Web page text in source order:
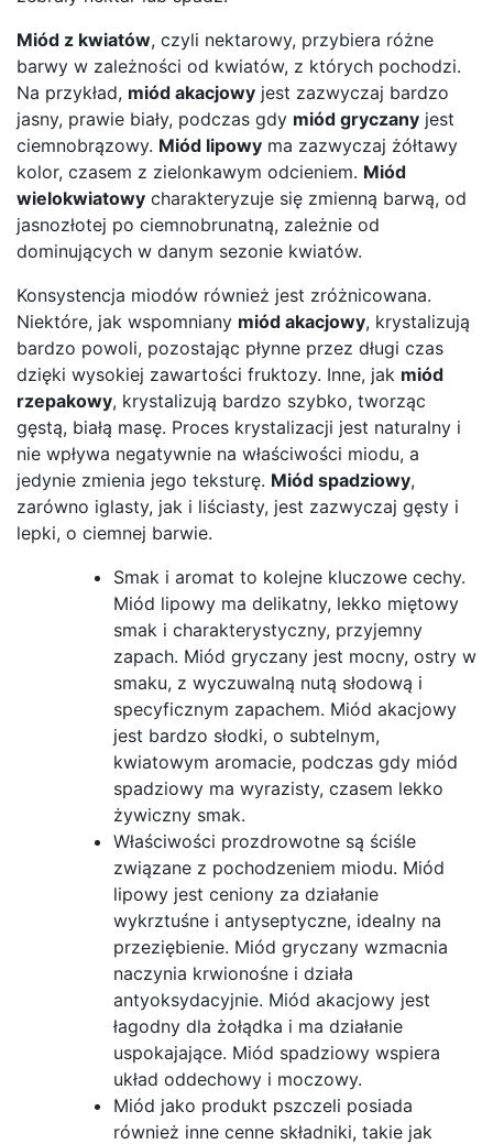
Miód z kwiatów, czyli nektarowy, przybiera różne
barwy w zależności od kwiatów, z których pochodzi.
Na przykład, miód akacjowy jest zazwyczaj bardzo
jasny, prawie biały, podczas gdy miód gryczany jest
ciemnobrązowy. Miód lipowy ma zazwyczaj żółtawy
kolor, czasem z zielonkawym odcieniem. Miód
wielokwiatowy charakteryzuje się zmienną barwą, od
jasnozłotej po ciemnobrunatną, zależnie od
dominujących w danym sezonie kwiatów.
Konsystencja miodów również jest zróżnicowana.
Niektóre, jak wspomniany miód akacjowy, krystalizują
bardzo powoli, pozostając płynne przez długi czas
dzięki wysokiej zawartości fruktozy. Inne, jak miód
rzepakowy, krystalizują bardzo szybko, tworząc
gęstą, białą masę. Proces krystalizacji jest naturalny i
nie wpływa negatywnie na właściwości miodu, a
jedynie zmienia jego teksturę. Miód spadziowy,
zarówno iglasty, jak i liściasty, jest zazwyczaj gęsty i
lepki, o ciemnej barwie.
Smak i aromat to kolejne kluczowe cechy.
Miód lipowy ma delikatny, lekko miętowy
smak i charakterystyczny, przyjemny
zapach. Miód gryczany jest mocny, ostry w
smaku, z wyczuwalną nutą słodową i
specyficznym zapachem. Miód akacjowy
jest bardzo słodki, o subtelnym,
kwiatowym aromacie, podczas gdy miód
spadziowy ma wyrazisty, czasem lekko
żywiczny smak.
Właściwości prozdrowotne są ściśle
związane z pochodzeniem miodu. Miód
lipowy jest ceniony za działanie
wykrztuśne i antyseptyczne, idealny na
przeziębienie. Miód gryczany wzmacnia
naczynia krwionośne i działa
antyoksydacyjnie. Miód akacjowy jest
łagodny dla żołądka i ma działanie
uspokajające. Miód spadziowy wspiera
układ oddechowy i moczowy.
Miód jako produkt pszczeli posiada
również inne cenne składniki, takie jak